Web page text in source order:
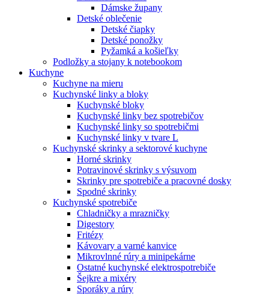
Dámske župany
Detské oblečenie
Detské čiapky
Detské ponožky
Pyžamká a košieľky
Podložky a stojany k notebookom
Kuchyne
Kuchyne na mieru
Kuchynské linky a bloky
Kuchynské bloky
Kuchynské linky bez spotrebičov
Kuchynské linky so spotrebičmi
Kuchynské linky v tvare L
Kuchynské skrinky a sektorové kuchyne
Horné skrinky
Potravinové skrinky s výsuvom
Skrinky pre spotrebiče a pracovné dosky
Spodné skrinky
Kuchynské spotrebiče
Chladničky a mrazničky
Digestory
Fritézy
Kávovary a varné kanvice
Mikrovlnné rúry a minipekárne
Ostatné kuchynské elektrospotrebiče
Šejkre a mixéry
Sporáky a rúry